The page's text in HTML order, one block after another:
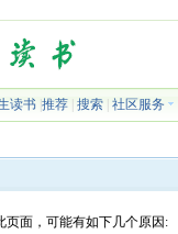
读书 |推荐 |搜索 |社区服务
页面，可能有如下几个原因: